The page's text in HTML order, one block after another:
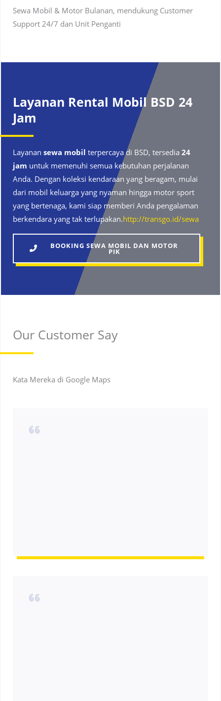
Sewa Mobil & Motor Bulanan, mendukung Customer
Support 24/7 dan Unit Penganti
Layanan Rental Mobil BSD 24
Jam
Layanansewa mobil terpercaya di BSD, tersedia24
jam untuk memenuhi semua kebutuhan perjalanan
Anda. Dengan koleksi kendaraan yang beragam, mulai
dari mobil keluarga yang nyaman hingga motor sport
yang bertenaga, kami siap memberi Anda pengalaman
berkendara yang tak terlupakan.http://transgo.id/sewa
BOOKING SEWA MOBIL DAN MOTOR
PIK
Our Customer Say
Kata Mereka di Google Maps